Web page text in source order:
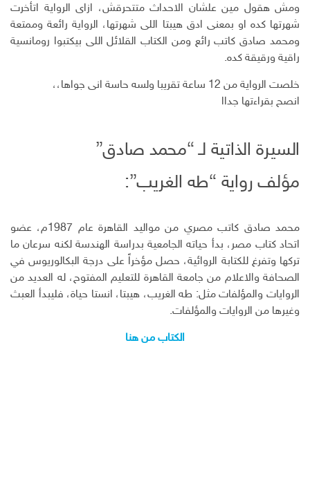
ومش هقول مين علشان الاحداث متتحرقش، ازاى الرواية اتأخرت
شهرتها كده او بمعنى ادق هيبتا اللى شهرتها، الرواية رائعة وممتعة
ومحمد صادق كاتب رائع ومن الكتاب القلائل اللى بيكتبوا رومانسية
راقية ورقيقة كده.
خلصت الرواية من 12 ساعة تقريبا ولسه حاسة انى جواها،،
انصح بقراءتها جداا
السيرة الذاتية لـ “محمد صادق”
مؤلف رواية “طه الغريب”:
محمد صادق كاتب مصري من مواليد القاهرة عام 1987م، عضو
اتحاد كتاب مصر، بدأ حياته الجامعية بدراسة الهندسة لكنه سرعان ما
تركها وتفرغ للكتابة الروائية، حصل مؤخراً على درجة البكالوريوس في
الصحافة والاعلام من جامعة القاهرة للتعليم المفتوح، له العديد من
الروايات والمؤلفات مثل: طه الغريب، هيبتا، انستا حياة، فليبدأ العبث
وغيرها من الروايات والمؤلفات.
الكتاب من هنا